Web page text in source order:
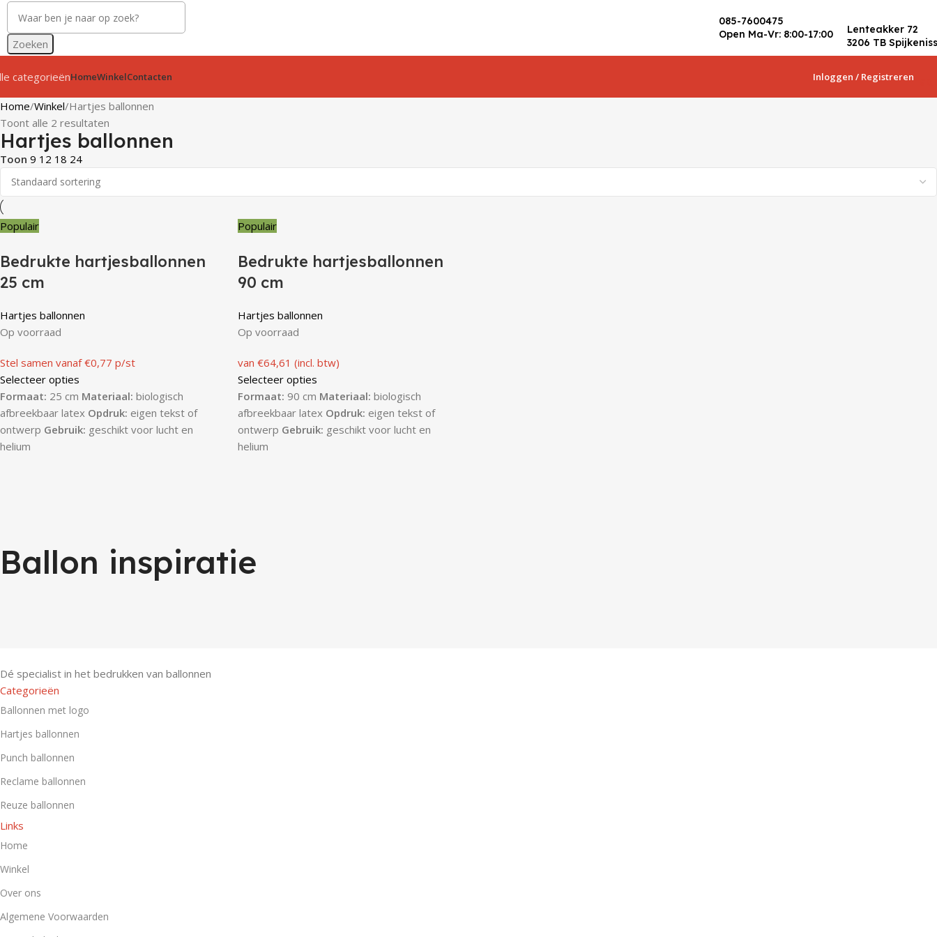
Zoeken
085-7600475
Open Ma-Vr: 8:00-17:00
Lenteakker 72
3206 TB
categorieënHomeWinkelContacten Inloggen / Registreren
Home Winkel Hartjes ballonnen
Toont alle 2 resultaten
Hartjes ballonnen
Toon 9 12 18 24
Populair
Bedrukte hartjesballonnen
25 cm
Hartjes ballonnen
Op voorraad
Stel samen vanaf €0,77 p/st
Selecteer opties
Formaat: 25 cm Materiaal: biologisch
afbreekbaar latex Opdruk: eigen tekst of
ontwerp Gebruik: geschikt voor lucht en
helium
Populair
Bedrukte hartjesballonnen
90 cm
Hartjes ballonnen
Op voorraad
van €64,61 (incl. btw)
Selecteer opties
Formaat: 90 cm Materiaal: biologisch
afbreekbaar latex Opdruk: eigen tekst of
ontwerp Gebruik: geschikt voor lucht en
helium
Ballon inspiratie
Dé specialist in het bedrukken van ballonnen
Categorieën
Ballonnen met logo
Hartjes ballonnen
Punch ballonnen
Reclame ballonnen
Reuze ballonnen
Links
Home
Winkel
Over ons
Algemene Voorwaarden